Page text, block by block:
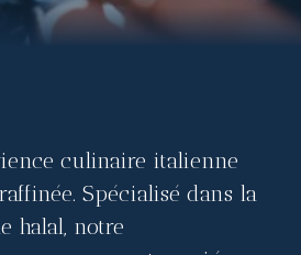
culinaire italienne
Spécialisé dans la
halal, notre